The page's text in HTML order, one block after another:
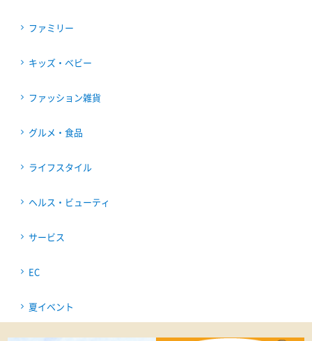
ファミリー
キッズ・ベビー
ファッション雑貨
グルメ・食品
ライフスタイル
ヘルス・ビューティ
サービス
EC
夏イベント